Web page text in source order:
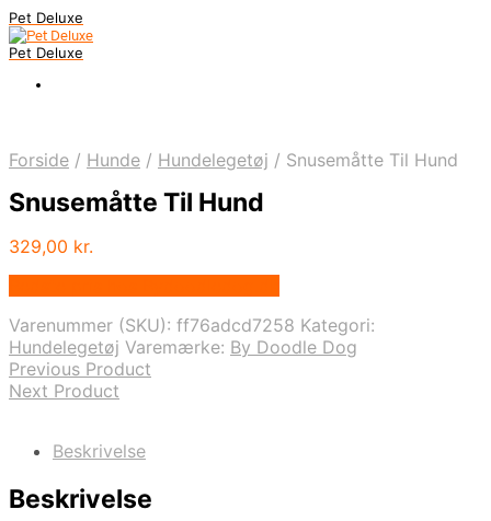
Pet Deluxe
Pet Deluxe
Forside / Hunde / Hundelegetøj / Snusemåtte Til Hund
Snusemåtte Til Hund
329,00 kr.
Varenummer (SKU): ff76adcd7258 Kategori:
Hundelegetøj Varemærke: By Doodle Dog
Previous Product
Next Product
Beskrivelse
Beskrivelse